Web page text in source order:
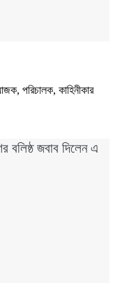
পরিচালক, কাহিনীকার